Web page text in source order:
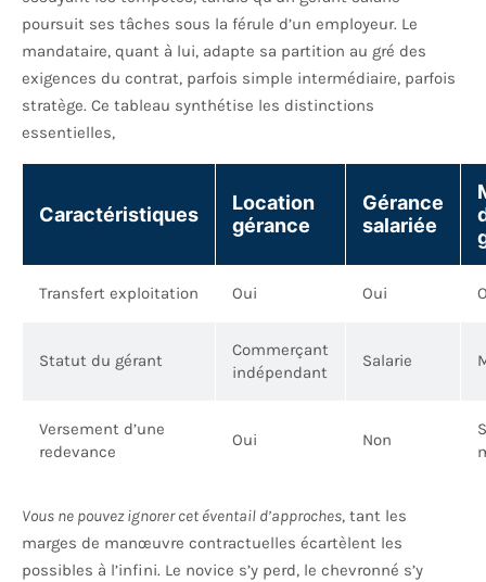
poursuit ses tâches sous la férule d’un employeur. Le
mandataire, quant à lui, adapte sa partition au gré des
exigences du contrat, parfois simple intermédiaire, parfois
stratège. Ce tableau synthétise les distinctions
essentielles,
Caractéristiques
Location
gérance
Gérance
salariée
Transfert exploitation Oui Oui
Statut du gérant
Commerçant
indépendant
Salarie
Versement d’une
redevance
Oui Non
Vous ne pouvez ignorer cet éventail d’approches, tant les
marges de manœuvre contractuelles écartèlent les
possibles à l’infini. Le novice s’y perd, le chevronné s’y